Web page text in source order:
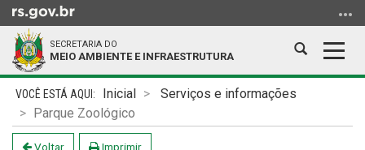
para
conteúdo
menu
SECRETARIA DO
MEIO AMBIENTE E INFRAESTRUTURA
Abrir
busca
Início
conteúdo
Inicial
Serviços e informações
Parque Zoológico
Voltar Imprimir